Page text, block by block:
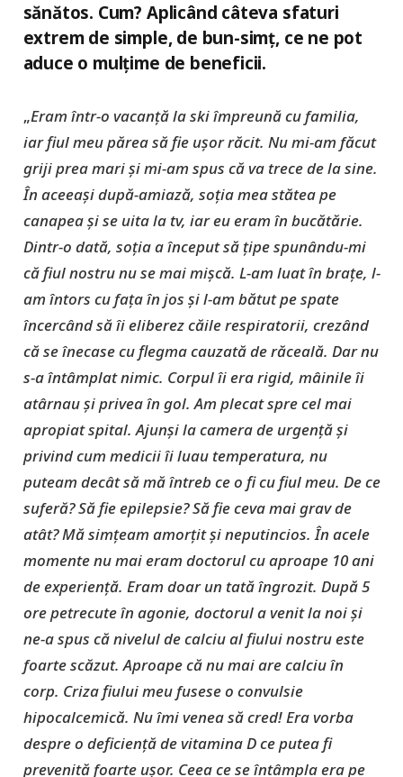
sănătos. Cum? Aplicând câteva sfaturi
extrem de simple, de bun-simţ, ce ne pot
aduce o mulţime de beneficii.
„Eram într-o vacanță la ski împreună cu familia,
iar fiul meu părea să fie ușor răcit. Nu mi-am făcut
griji prea mari și mi-am spus că va trece de la sine.
În aceeași după-amiază, soția mea stătea pe
canapea și se uita la tv, iar eu eram în bucătărie.
Dintr-o dată, soția a început să țipe spunându-mi
că fiul nostru nu se mai mișcă. L-am luat în brațe, l-
am întors cu fața în jos și l-am bătut pe spate
încercând să îi eliberez căile respiratorii, crezând
că se înecase cu flegma cauzată de răceală. Dar nu
s-a întâmplat nimic. Corpul îi era rigid, mâinile îi
atârnau și privea în gol. Am plecat spre cel mai
apropiat spital. Ajunși la camera de urgență și
privind cum medicii îi luau temperatura, nu
puteam decât să mă întreb ce o fi cu fiul meu. De ce
suferă? Să fie epilepsie? Să fie ceva mai grav de
atât? Mă simțeam amorțit și neputincios. În acele
momente nu mai eram doctorul cu aproape 10 ani
de experiență. Eram doar un tată îngrozit. După 5
ore petrecute în agonie, doctorul a venit la noi și
ne-a spus că nivelul de calciu al fiului nostru este
foarte scăzut. Aproape că nu mai are calciu în
corp. Criza fiului meu fusese o convulsie
hipocalcemică. Nu îmi venea să cred! Era vorba
despre o deficiență de vitamina D ce putea fi
prevenită foarte ușor. Ceea ce se întâmpla era pe